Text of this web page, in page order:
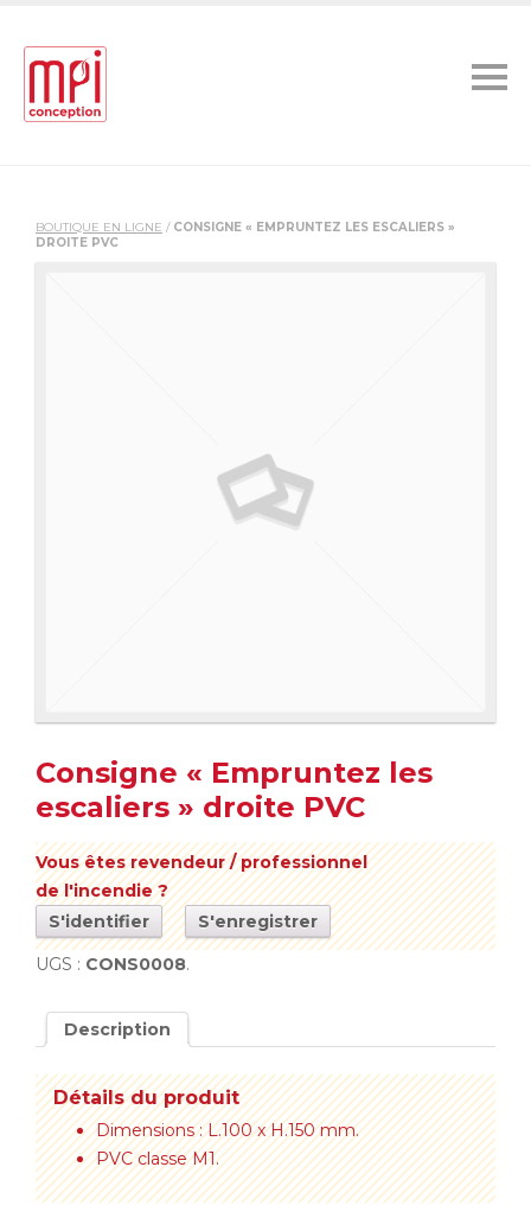
BOUTIQUE EN LIGNE / CONSIGNE « EMPRUNTEZ LES ESCALIERS »
DROITE PVC
Consigne « Empruntez les
escaliers » droite PVC
Vous êtes revendeur / professionnel
de l'incendie ?
S'identifier
S'enregistrer
UGS : CONS0008.
Description
Détails du produit
Dimensions : L.100 x H.150 mm.
PVC classe M1.